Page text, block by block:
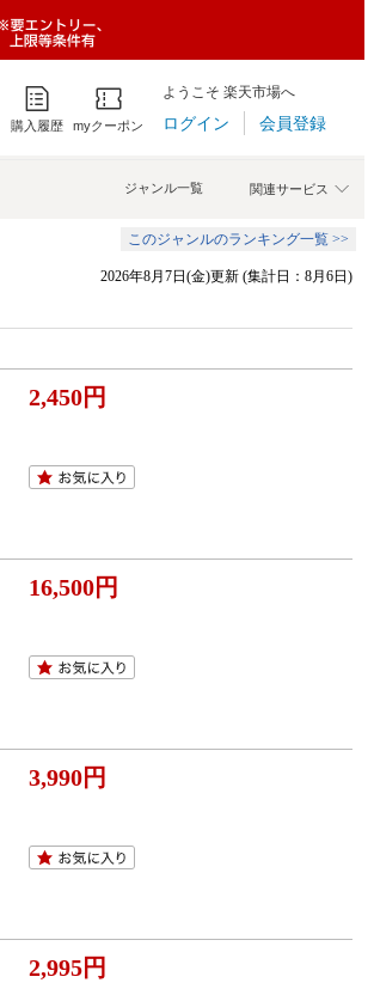
購入履歴 myクーポン
ようこそ 楽天市場へ
ログイン 会員登録
関連サービス
ジャンル一覧
このジャンルのランキング一覧 >>
2026年8月7日(金)更新 (集計日：8月6日)
2,450円
16,500円
3,990円
2,995円